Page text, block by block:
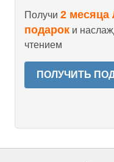
Получи 2 месяца
подарок и
чтением
ПОЛУЧИТЬ